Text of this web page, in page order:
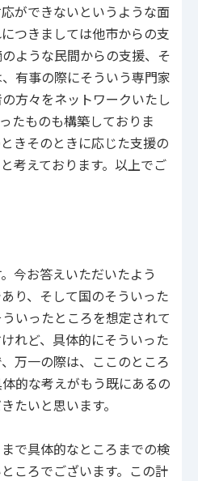
ができないというような面
つきましては他市からの支
ような民間からの支援、そ
有事の際にそういう専門家
方々をネットワークいたし
たものも構築しておりま
きそのときに応じた支援の
考えております。以上でご
今お答えいただいたよう
り、そして国のそういった
いったところを想定されて
れど、具体的にそういった
万一の際は、ここのところ
的な考えがもう既にあるの
たいと思います。
で具体的なところまでの検
ころでございます。この計